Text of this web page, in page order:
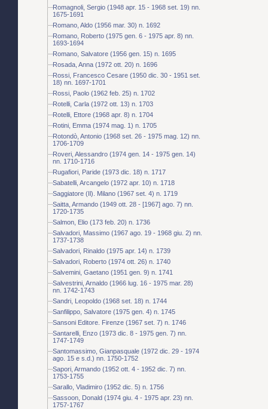
Romagnoli, Sergio (1948 apr. 15 - 1968 set. 19) nn.
1675-1691
Romano, Aldo (1956 mar. 30) n. 1692
Romano, Roberto (1975 gen. 6 - 1975 apr. 8) nn.
1693-1694
Romano, Salvatore (1956 gen. 15) n. 1695
Rosada, Anna (1972 ott. 20) n. 1696
Rossi, Francesco Cesare (1950 dic. 30 - 1951 set.
18) nn. 1697-1701
Rossi, Paolo (1962 feb. 25) n. 1702
Rotelli, Carla (1972 ott. 13) n. 1703
Rotelli, Ettore (1968 apr. 8) n. 1704
Rotini, Emma (1974 mag. 1) n. 1705
Rotondò, Antonio (1968 set. 26 - 1975 mag. 12) nn.
1706-1709
Roveri, Alessandro (1974 gen. 14 - 1975 gen. 14)
nn. 1710-1716
Rugafiori, Paride (1973 dic. 18) n. 1717
Sabatelli, Arcangelo (1972 apr. 10) n. 1718
Saggiatore (Il). Milano (1967 set. 4) n. 1719
Saitta, Armando (1949 ott. 28 - [1967] ago. 7) nn.
1720-1735
Salmon, Elio (173 feb. 20) n. 1736
Salvadori, Massimo (1967 ago. 19 - 1968 giu. 2) nn.
1737-1738
Salvadori, Rinaldo (1975 apr. 14) n. 1739
Salvadori, Roberto (1974 ott. 26) n. 1740
Salvemini, Gaetano (1951 gen. 9) n. 1741
Salvestrini, Arnaldo (1966 lug. 16 - 1975 mar. 28)
nn. 1742-1743
Sandri, Leopoldo (1968 set. 18) n. 1744
Sanfilippo, Salvatore (1975 gen. 4) n. 1745
Sansoni Editore. Firenze (1967 set. 7) n. 1746
Santarelli, Enzo (1973 dic. 8 - 1975 gen. 7) nn.
1747-1749
Santomassimo, Gianpasquale (1972 dic. 29 - 1974
ago. 15 e s.d.) nn. 1750-1752
Sapori, Armando (1952 ott. 4 - 1952 dic. 7) nn.
1753-1755
Sarallo, Vladimiro (1952 dic. 5) n. 1756
Sassoon, Donald (1974 giu. 4 - 1975 apr. 23) nn.
1757-1767